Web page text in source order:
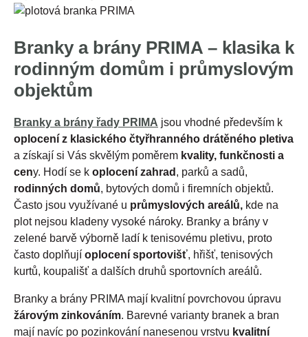
Branky a brány PRIMA – klasika k
rodinným domům i průmyslovým
objektům
Branky a brány řady PRIMA jsou vhodné především k
oplocení z klasického čtyřhranného drátěného pletiva
a získají si Vás skvělým poměrem kvality, funkčnosti a
ceny. Hodí se k oplocení zahrad , parků a sadů,
rodinných domů, bytových domů i firemních objektů.
Často jsou využívané u průmyslových areálů, kde na
plot nejsou kladeny vysoké nároky. Branky a brány v
zelené barvě výborně ladí k tenisovému pletivu, proto
často doplňují oplocení sportovišť, hřišť, tenisových
kurtů, koupališť a dalších druhů sportovních areálů.
Branky a brány PRIMA mají kvalitní povrchovou úpravu
žárovým zinkováním. Barevné varianty branek a bran
mají navíc po pozinkování nanesenou vrstvu kvalitní